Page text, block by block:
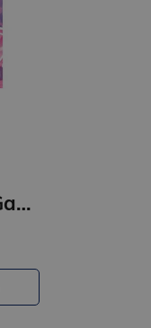
UNO kārtis Jr.Gabbys